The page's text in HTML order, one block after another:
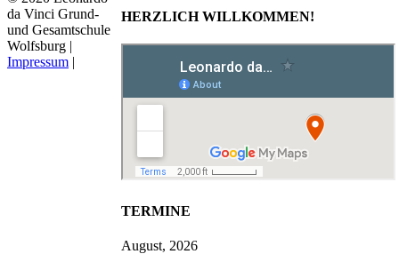
HERZLICH WILLKOMMEN!
TERMINE
August, 2026
da Vinci Grund-
und Gesamtschule
Wolfsburg |
Impressum |